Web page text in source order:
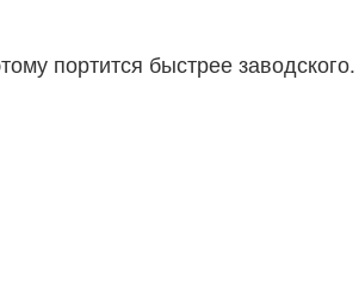
портится быстрее заводского.